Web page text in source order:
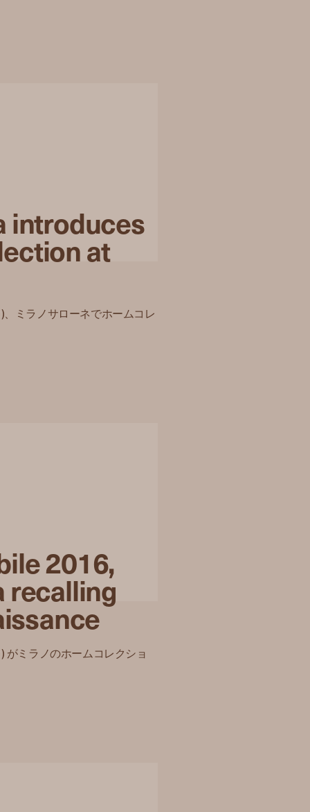
introduces
at
ミラノサローネでホームコレ
2016,
recalling
がミラノのホームコレクショ